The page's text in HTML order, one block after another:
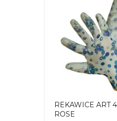
REKAWICE ART
ROSE